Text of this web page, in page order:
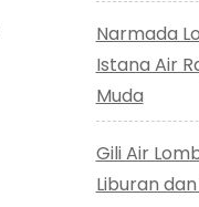
Narmada
Istana Air
Muda
Gili Air
Liburan